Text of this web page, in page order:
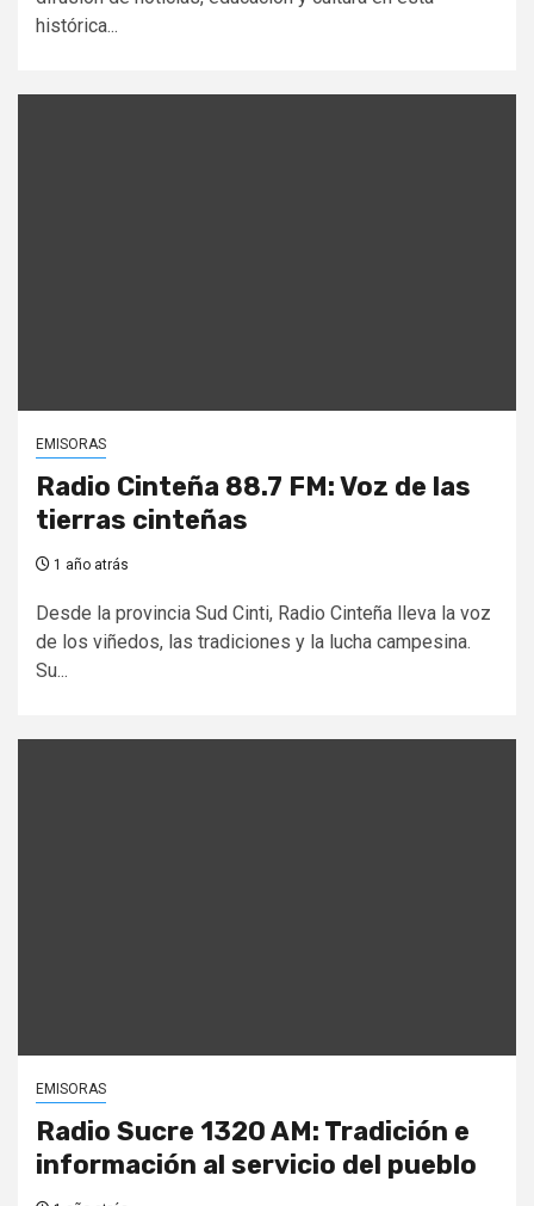
histórica...
EMISORAS
Radio Cinteña 88.7 FM: Voz de las
tierras cinteñas
1 año atrás
Desde la provincia Sud Cinti, Radio Cinteña lleva la voz
de los viñedos, las tradiciones y la lucha campesina.
Su...
EMISORAS
Radio Sucre 1320 AM: Tradición e
información al servicio del pueblo